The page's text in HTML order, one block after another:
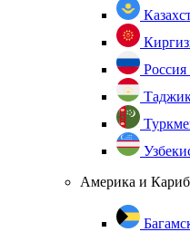
Россия
Америка и